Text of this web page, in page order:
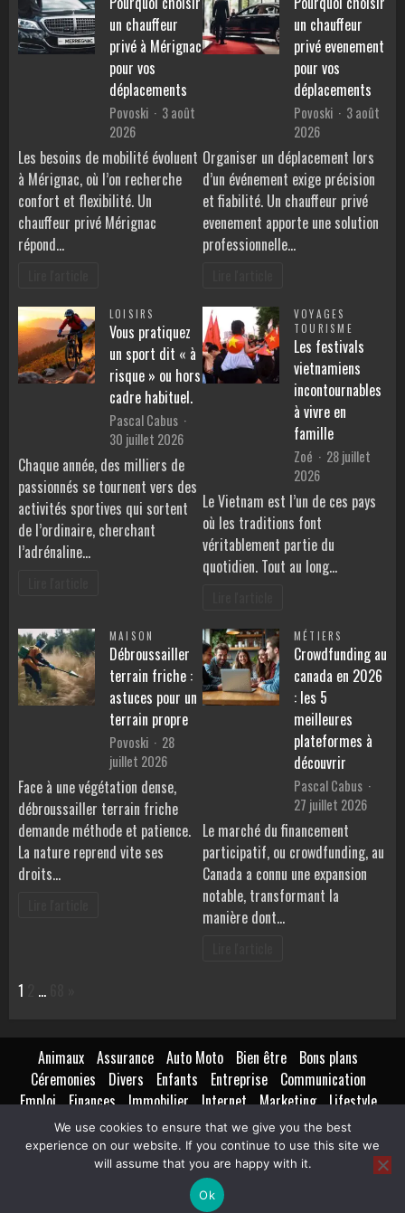
un chauffeur
privé à Mérignac
pour vos
déplacements
Povoski
3 août
2026
Les besoins de mobilité évoluent
à Mérignac, où l’on recherche
confort et flexibilité. Un
chauffeur privé Mérignac
répond…
un chauffeur
privé evenement
pour vos
déplacements
Povoski
3 août
2026
Organiser un déplacement lors
d’un événement exige précision
et fiabilité. Un chauffeur privé
evenement apporte une solution
professionnelle…
LOISIRS
Vous pratiquez
un sport dit « à
risque » ou hors
cadre habituel.
Pascal Cabus
30 juillet 2026
Chaque année, des milliers de
passionnés se tournent vers des
activités sportives qui sortent
de l’ordinaire, cherchant
l’adrénaline…
VOYAGES
TOURISME
Les festivals
vietnamiens
incontournables
à vivre en
famille
Zoé
28 juillet
2026
Le Vietnam est l’un de ces pays
où les traditions font
véritablement partie du
quotidien. Tout au long…
MAISON
Débroussailler
terrain friche :
astuces pour un
terrain propre
Povoski
28
juillet 2026
Face à une végétation dense,
débroussailler terrain friche
demande méthode et patience.
La nature reprend vite ses
droits…
MÉTIERS
Crowdfunding au
canada en 2026
: les 5
meilleures
plateformes à
découvrir
Pascal Cabus
27 juillet 2026
Le marché du financement
participatif, ou crowdfunding, au
Canada a connu une expansion
notable, transformant la
manière dont…
Page:
1 …
Animaux Assurance Auto Moto Bien être
Bons plans
Céremonies
Divers Enfants Entreprise
Communication
Emploi Finances Immobilier Internet Marketing Lifestyle
Loisirs Maison Extérieur Intérieur Maternité
Métiers
Mode Nutrition Santé Seniors Technologie
Transport
Voyages Tourisme
Copyright © All rights reserved.|
We use cookies to ensure that we give you the best
experience on our website. If you continue to use this site we
will assume that you are happy with it.
Ok